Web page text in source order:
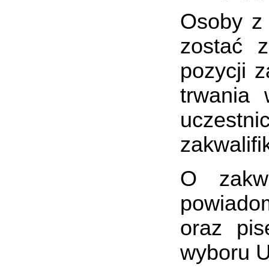
Osoby
zostać
pozycji
trwania
O
oraz
wyboru